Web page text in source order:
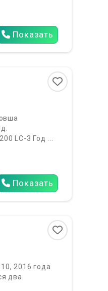
Показать
LC-3 Год ...
Показать
2016 года
два